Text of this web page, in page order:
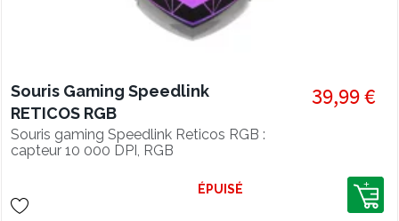
Souris Gaming Speedlink
RETICOS RGB
Souris gaming Speedlink Reticos RGB :
capteur 10 000 DPI, RGB
programmables, ergonomie optimale
et design moderne.
39,99 €
ÉPUISÉ